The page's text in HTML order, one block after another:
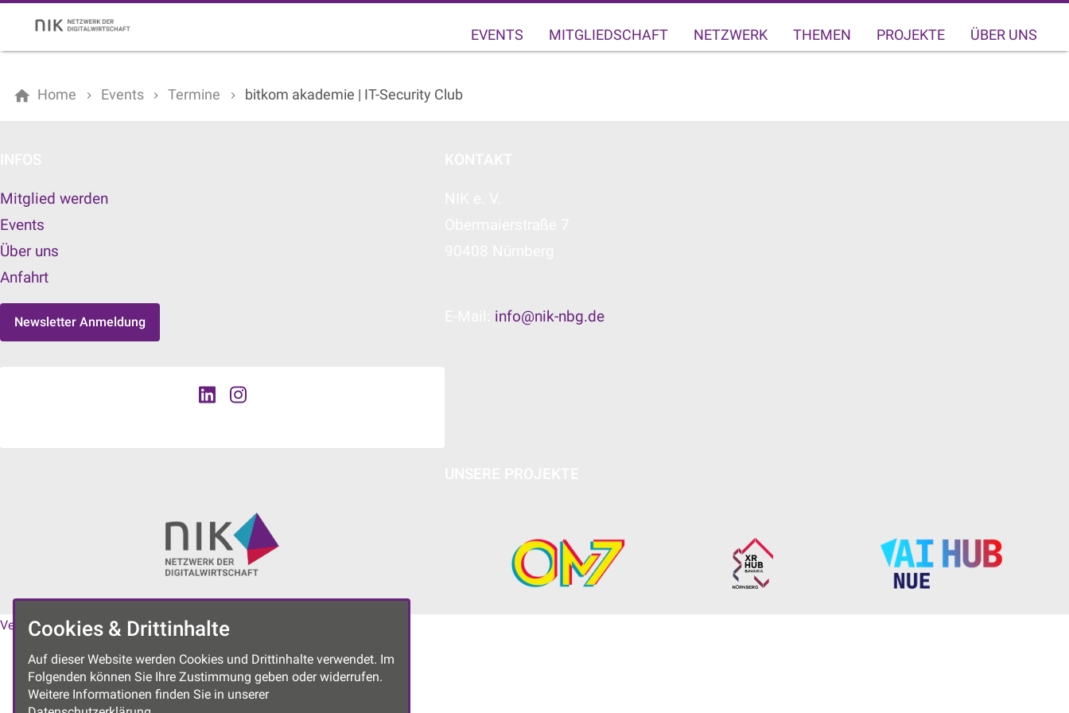
EVENTS MITGLIEDSCHAFT NETZWERK THEMEN PROJEKTE ÜBER UNS
Home Events Termine bitkom akademie | IT-Security Club
Mitglied werden
Events
Über uns
Anfahrt
Newsletter Anmeldung info@nik-nbg.de
Vereinssatzung|Datenschutzerklärung|
Cookies & Drittinhalte
Auf dieser Website werden Cookies und Drittinhalte verwendet. Im
Folgenden können Sie Ihre Zustimmung geben oder widerrufen.
Weitere Informationen finden Sie in unserer